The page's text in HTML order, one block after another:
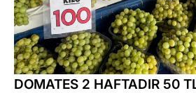
DOMATES 2 HAFTADIR 50